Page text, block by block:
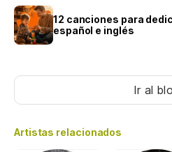
12 canciones para
español e inglés
Ir al
Artistas relacionados